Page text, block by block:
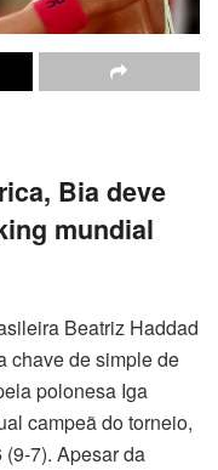
Bia deve
mundial
Beatriz Haddad
chave de simple de
polonesa Iga
campeã do torneio,
7). Apesar da